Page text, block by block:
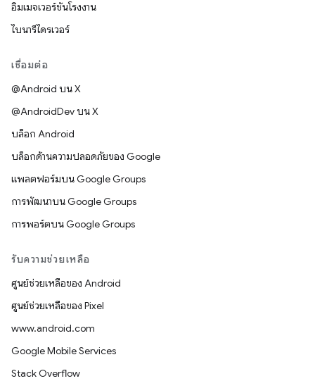
อิมเมจเวอร์ชันโรงงาน
ไบนารีไดรเวอร์
เชื่อมต่อ
@Android บน X
@AndroidDev บน X
บล็อก Android
บล็อกด้านความปลอดภัยของ Google
แพลตฟอร์มบน Google Groups
การพัฒนาบน Google Groups
การพอร์ตบน Google Groups
รับความช่วยเหลือ
ศูนย์ช่วยเหลือของ Android
ศูนย์ช่วยเหลือของ Pixel
www.android.com
Google Mobile Services
Stack Overflow